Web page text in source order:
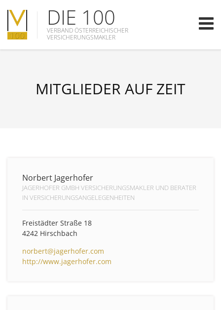
DIE 100
VERBAND ÖSTERREICHISCHER
VERSICHERUNGSMAKLER
MITGLIEDER AUF ZEIT
Norbert Jagerhofer
JAGERHOFER GMBH VERSICHERUNGSMAKLER UND BERATER
IN VERSICHERUNGSANGELEGENHEITEN
Freistädter Straße 18
4242 Hirschbach
norbert@jagerhofer.com
http://www.jagerhofer.com